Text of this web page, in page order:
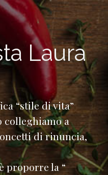
Laura
“stile di vita”
colleghiamo a
di rinuncia,
proporre la “